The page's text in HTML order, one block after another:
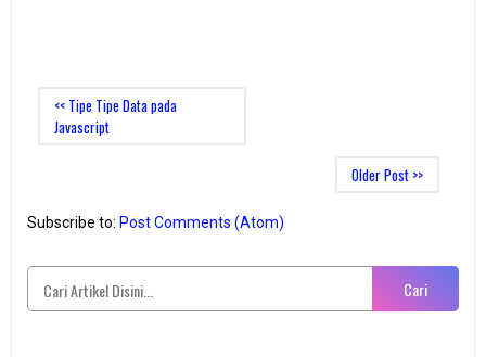
<< Tipe Tipe Data pada
Javascript
Older Post >>
Subscribe to: Post Comments (Atom)
Cari